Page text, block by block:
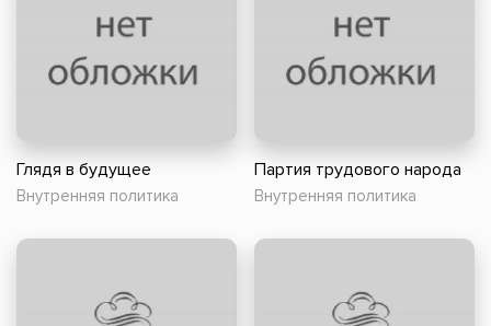
Глядя в будущее
Внутренняя политика
Партия трудового народа
Внутренняя политика